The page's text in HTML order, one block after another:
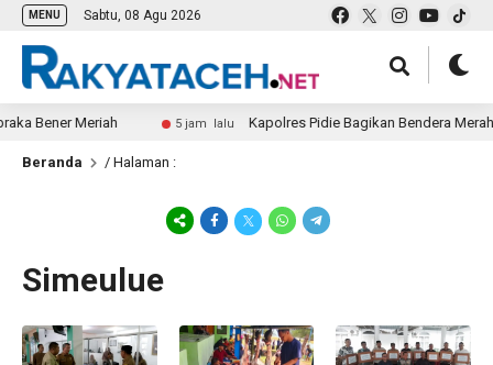
MENU Sabtu, 08 Agu 2026
Bener Meriah 5 jam lalu Kapolres Pidie Bagikan Bendera Merah
Beranda / Halaman :
Simeulue